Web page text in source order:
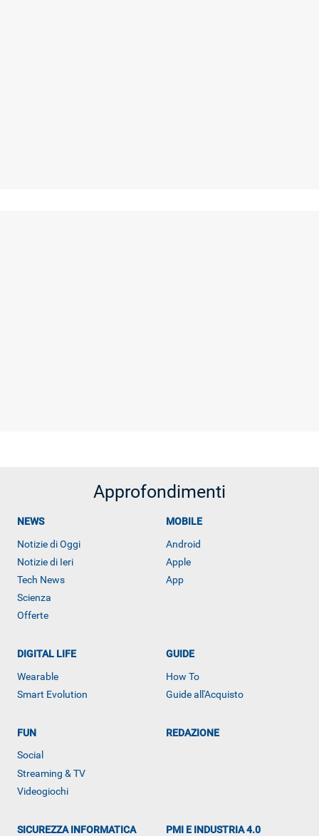
Approfondimenti
NEWS
Notizie di Oggi
Notizie di Ieri
Tech News
Scienza
Offerte
MOBILE
Android
Apple
App
DIGITAL LIFE
Wearable
Smart Evolution
GUIDE
How To
Guide all'Acquisto
FUN
Social
Streaming & TV
Videogiochi
REDAZIONE
SICUREZZA INFORMATICA PMI E INDUSTRIA 4.0